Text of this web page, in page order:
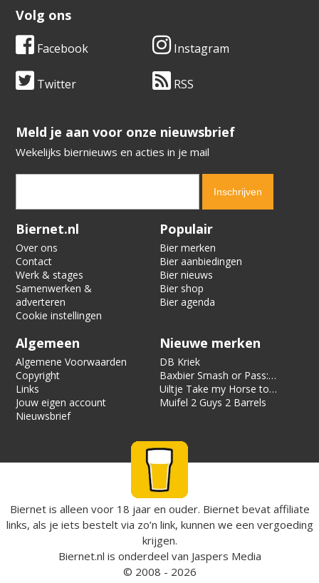
Volg ons
Facebook Instagram
Twitter RSS
​​​​​​​Meld je aan voor onze nieuwsbrief
Wekelijks biernieuws en acties in je mail
Verification code:
Biernet.nl
Over ons
Contact
Werk & stages
Samenwerken &
adverteren
Cookie instellingen
Populair
Bier merken
Bier aanbiedingen
Bier nieuws
Bier shop
Bier agenda
Algemeen
Algemene Voorwaarden
Copyright
Links
Jouw eigen account
Nieuwsbrief
Nieuwe merken
DB Kriek
Baxbier Smash or Pass:
Strata
Uiltje Take my Horse to
the Hotel Room
Muifel 2 Guys 2 Barrels
Biernet is alleen voor 18 jaar en ouder. Biernet bevat affiliate
links, als je iets bestelt via zo’n link, kunnen we een vergoeding
krijgen.
Biernet.nl is onderdeel van Jaspers Media
© 2008 - 2026